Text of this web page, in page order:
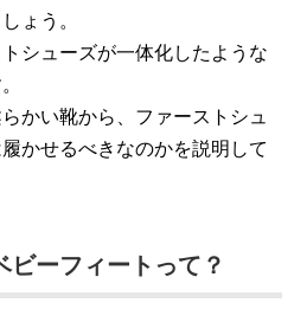
ょう。
シューズが一体化したような
かい靴から、ファーストシュ
かせるべきなのかを説明して
ビーフィートって？